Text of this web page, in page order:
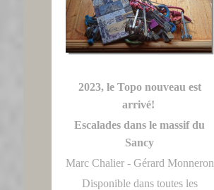
2023, le Topo nouveau est
arrivé!
Escalades dans le massif du
Sancy
Marc Chalier - Gérard Monneron
Disponible dans toutes les